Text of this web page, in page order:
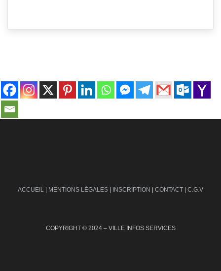
ACCUEIL | MENTIONS LÉGALES | INSCRIPTION | CONTACT | C.G.V
COPYRIGHT © 2024 – VILLE INFOS SERVICES